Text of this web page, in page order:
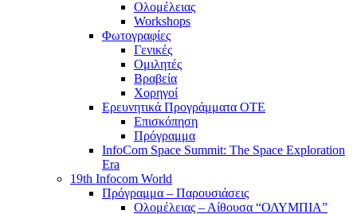
Ολομέλειας
Workshops
Φωτογραφίες
Γενικές
Ομιλητές
Βραβεία
Χορηγοί
Ερευνητικά Προγράμματα ΟΤΕ
Επισκόπηση
Πρόγραμμα
InfoCom Space Summit: The Space Exploration
Era
19th Infocom World
Πρόγραμμα – Παρουσιάσεις
Ολομέλειας – Αίθουσα “ΟΛΥΜΠΙΑ”